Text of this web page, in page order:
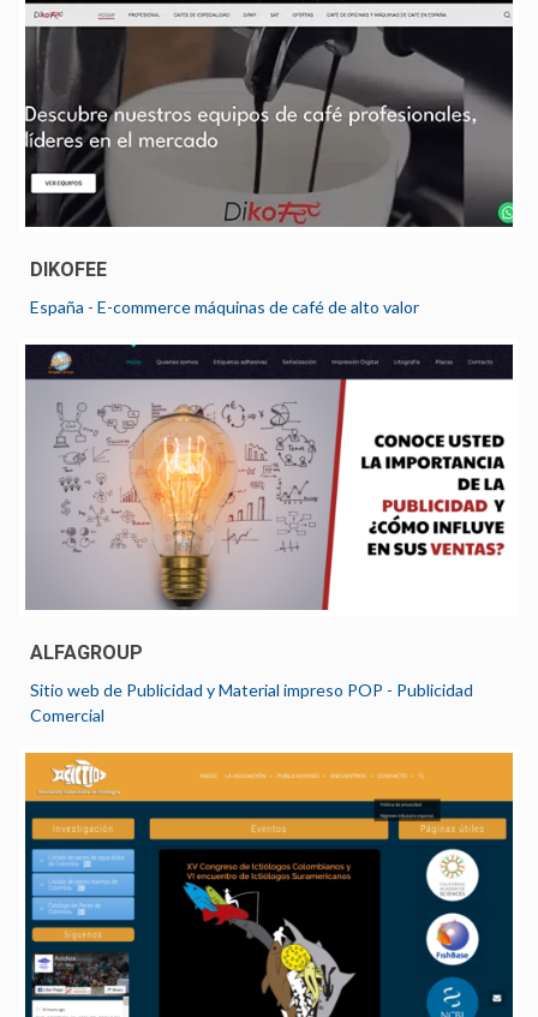
DIKOFEE
España - E-commerce máquinas de café de alto valor
ALFAGROUP
Sitio web de Publicidad y Material impreso POP - Publicidad
Comercial